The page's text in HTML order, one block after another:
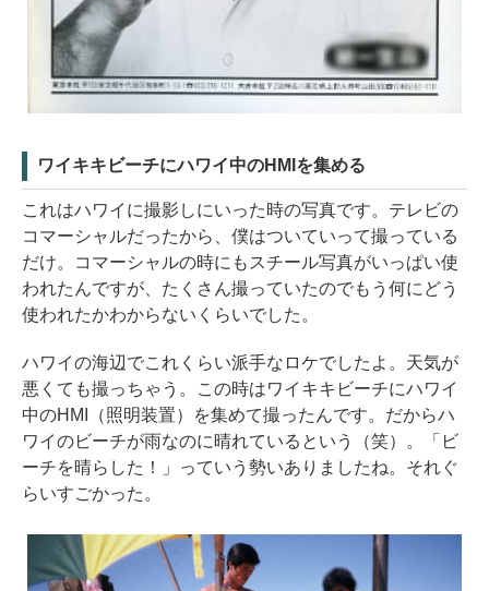
ワイキキビーチにハワイ中のHMIを集める
これはハワイに撮影しにいった時の写真です。テレビの
コマーシャルだったから、僕はついていって撮っている
だけ。コマーシャルの時にもスチール写真がいっぱい使
われたんですが、たくさん撮っていたのでもう何にどう
使われたかわからないくらいでした。
ハワイの海辺でこれくらい派手なロケでしたよ。天気が
悪くても撮っちゃう。この時はワイキキビーチにハワイ
中のHMI（照明装置）を集めて撮ったんです。だからハ
ワイのビーチが雨なのに晴れているという（笑）。「ビ
ーチを晴らした！」っていう勢いありましたね。それぐ
らいすごかった。